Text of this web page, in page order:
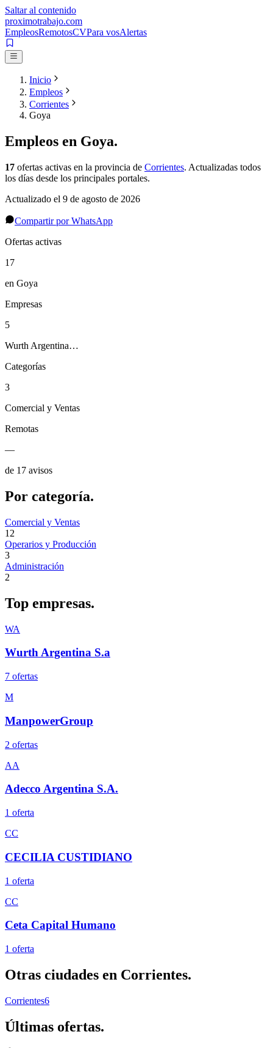
Saltar al contenido
proximotrabajo.com
EmpleosRemotosCVPara vosAlertas
Inicio
Empleos
Corrientes
Goya
Empleos en Goya.
17 ofertas activas en la provincia de Corrientes. Actualizadas todos
los días desde los principales portales.
Actualizado el 9 de agosto de 2026
Compartir por WhatsApp
Ofertas activas
17
en Goya
Empresas
5
Wurth Argentina…
Categorías
3
Comercial y Ventas
Remotas
—
de 17 avisos
Por categoría.
Comercial y Ventas
12
Operarios y Producción
3
Administración
2
Top empresas.
WA
Wurth Argentina S.a
7 ofertas
M
ManpowerGroup
2 ofertas
AA
Adecco Argentina S.A.
1 oferta
CC
CECILIA CUSTIDIANO
1 oferta
CC
Ceta Capital Humano
1 oferta
Otras ciudades en Corrientes.
Corrientes6
Últimas ofertas.